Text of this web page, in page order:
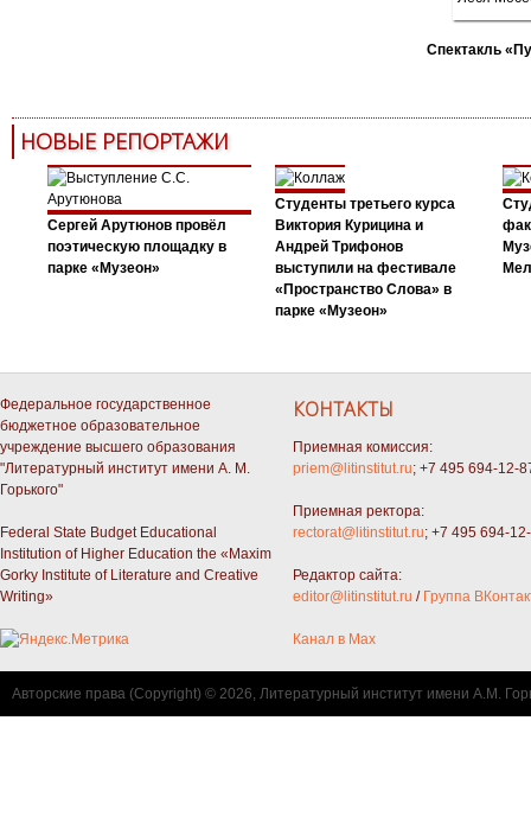
Спектакль
НОВЫЕ РЕПОРТАЖИ
Сергей Арутюнов провёл
поэтическую площадку в
парке «Музеон»
Студенты третьего курса
Виктория Курицина и
Андрей Трифонов
выступили на фестивале
«Пространство Слова» в
парке «Музеон»
Федеральное государственное
бюджетное образовательное
учреждение высшего образования
"Литературный институт имени А. М.
Горького"
Federal State Budget Educational
Institution of Higher Education the «Maxim
Gorky Institute of Literature and Creative
Writing»
КОНТАКТЫ
Приемная комиссия:
priem@litinstitut.ru; +7 495 694-12-
Приемная ректора:
rectorat@litinstitut.ru; +7 495 694-
Редактор сайта:
editor@litinstitut.ru / Группа
Канал в Max
Авторские права (Copyright) © 2026, Литературный институт имени А.М.